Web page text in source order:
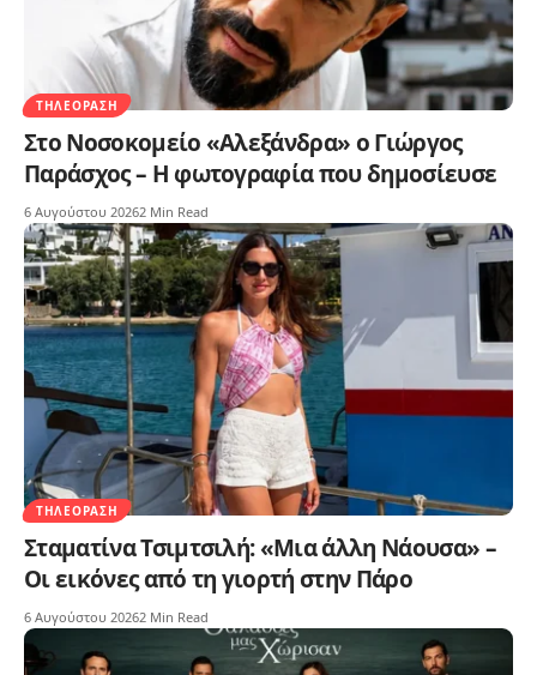
ΤΗΛΕΌΡΑΣΗ
Στο Νοσοκομείο «Αλεξάνδρα» ο Γιώργος
Παράσχος – Η φωτογραφία που δημοσίευσε
6 Αυγούστου 20262 Min Read
ΤΗΛΕΌΡΑΣΗ
Σταματίνα Τσιμτσιλή: «Μια άλλη Νάουσα» –
Οι εικόνες από τη γιορτή στην Πάρο
6 Αυγούστου 20262 Min Read